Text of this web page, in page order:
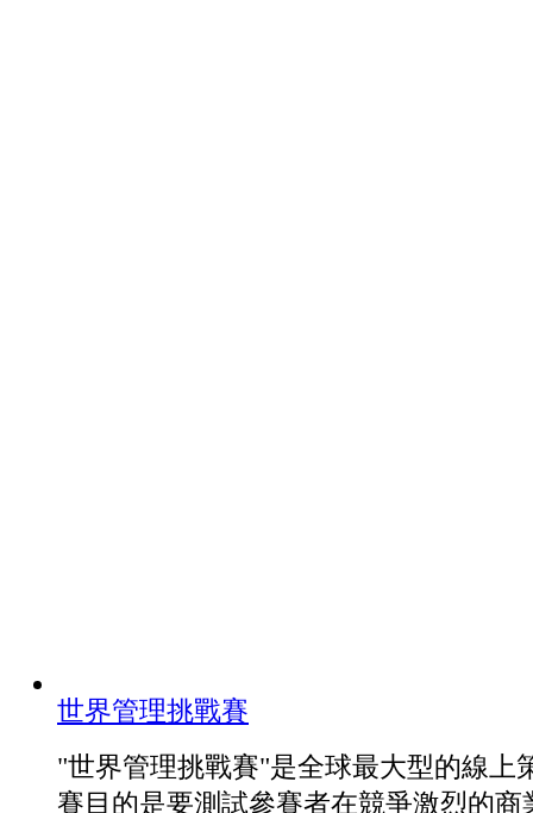
世界管理挑戰賽
"世界管理挑戰賽"是全球最大型的線上
賽目的是要測試參賽者在競爭激烈的商